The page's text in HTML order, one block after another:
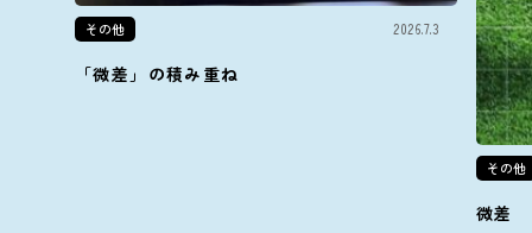
その他 2026.7.3
「微差」の積み重ね
その他
微差